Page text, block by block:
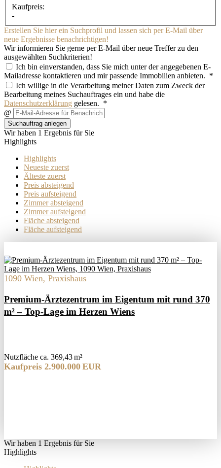
Kaufpreis:
-
Erstellen Sie hier ein Suchprofil und lassen sich per E-Mail über
neue Ergebnisse benachrichtigen!
Wir informieren Sie gerne per E-Mail über neue Treffer zu den
ausgewählten Suchkriterien!
Ich bin einverstanden, dass Sie mich unter der angegebenen E-
Mailadresse kontaktieren und mir passende Immobilien anbieten. *
Ich willige in die Verarbeitung meiner Daten zum Zweck der
Bearbeitung meines Suchauftrages ein und habe die
Datenschutzerklärung gelesen. *
@
Suchauftrag anlegen
Wir haben 1 Ergebnis für Sie
Highlights
Highlights
Neueste zuerst
Älteste zuerst
Preis absteigend
Preis aufsteigend
Zimmer absteigend
Zimmer aufsteigend
Fläche absteigend
Fläche aufsteigend
1090 Wien, Praxishaus
Premium-Ärztezentrum im Eigentum mit rund 370
m² – Top-Lage im Herzen Wiens
Nutzfläche ca. 369,43 m²
Kaufpreis 2.900.000 EUR
Wir haben 1 Ergebnis für Sie
Highlights